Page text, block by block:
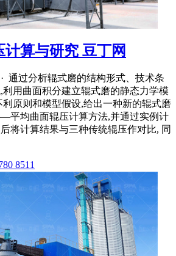
计算与研究 豆丁网
通过分析辊式磨的结构形式、技术条
用曲面积分建立辊式磨的静态力学模
原则和模型假设,给出一种新的辊式磨
平均曲面辊压计算方法,并通过实例计
将计算结果与三种传统辊压作对比, 同
8511